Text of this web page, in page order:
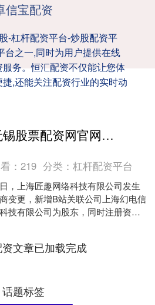
信宝配资
-杠杆配资平台-炒股配资平
台之一,同时为用户提供在线
务。恒汇配资不仅能让您体
,还能关注配资行业的实时动
无锡股票配资网官网 B站入股匠趣网络科技，后者含动漫游戏开发业务
：219 分类：杠杆配资平台
，上海匠趣网络科技有限公司发生
变更，新增B站关联公司上海幻电信
技有限公司为股东，同时注册资本
文章已加载完成
话题标签